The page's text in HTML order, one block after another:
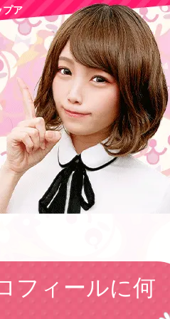
プア
フィールに何